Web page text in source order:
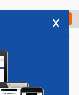
Check in
x